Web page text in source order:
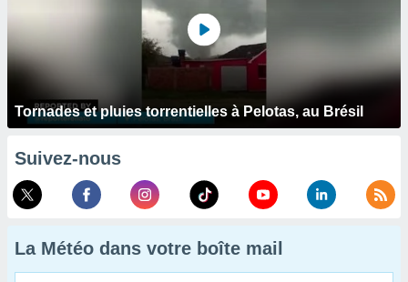
Tornades et pluies torrentielles à Pelotas, au Brésil
Suivez-nous
La Météo dans votre boîte mail